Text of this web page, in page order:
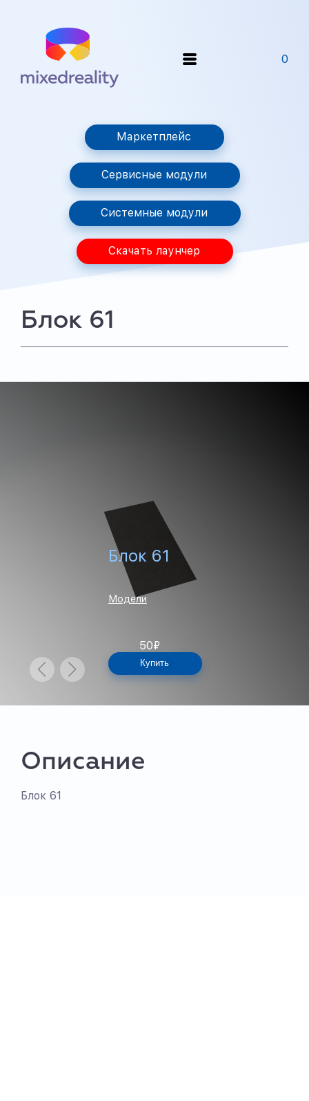
0
Маркетплейс
Сервисные модули
Системные модули
Скачать лаунчер
Блок 61
Блок 61
Модели
50₽
Купить
Описание
Блок 61